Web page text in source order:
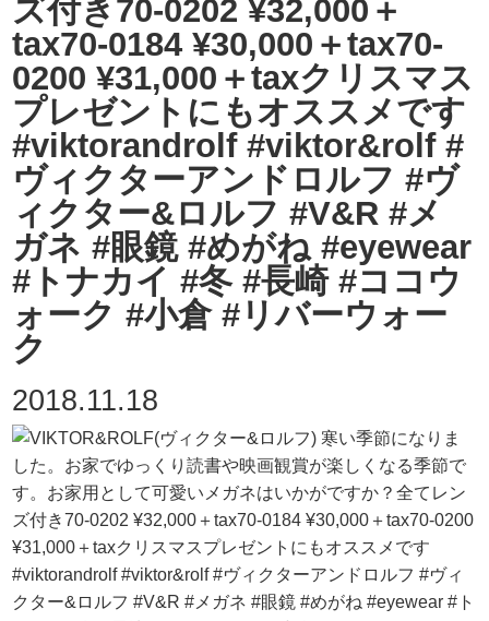
ズ付き70-0202 ¥32,000＋
tax70-0184 ¥30,000＋tax70-
0200 ¥31,000＋taxクリスマス
プレゼントにもオススメです
#viktorandrolf #viktor&rolf #
ヴィクターアンドロルフ #ヴ
ィクター&ロルフ #V&R #メ
ガネ #眼鏡 #めがね #eyewear
#トナカイ #冬 #長崎 #ココウ
ォーク #小倉 #リバーウォー
ク
2018.11.18